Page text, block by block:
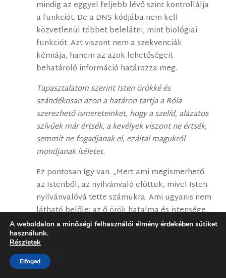
mindig az eggyel feljebb lévő szint kontrollálja
a funkciót. De a DNS kódjába nem kell
közvetlenül többet belelátni, mint biológiai
funkciót. Azt viszont nem a szekvenciák
kémiája, hanem az azok lehetőségeit
behatároló információ határozza meg.
Tapasztalatom szerint Isten örökké és
szándékosan azon a határon tartja a Róla
szerezhető ismereteinket, hogy a szelíd, alázatos
szívűek már értsék, a kevélyek viszont ne értsék,
semmit ne fogadjanak el, ezáltal magukról
mondjanak ítéletet.
Ez pontosan így van. „Mert ami megismerhető
az Istenből, az nyilvánvaló előttük, mivel Isten
nyilvánvalóvá tette számukra. Ami ugyanis nem
látható belőle: az ő örök hatalma és istensége,
az a világ teremtésétől fogva alkotásainak
értelmes vizsgálata révén meglátható.” (Róm
1,19-20)
A weboldalon a minőségi felhasználói élmény érdekében sütiket
használunk.
Részletek
Elfogad